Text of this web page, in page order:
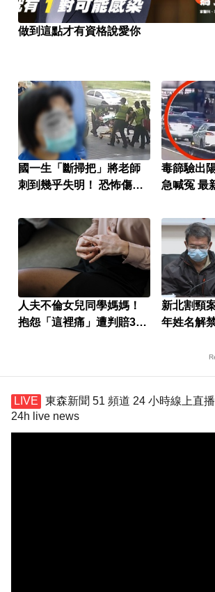
做到這點才有資格說愛你
國一生「斷掃把」將老師
刺到幾乎失明！ 恐怖傷勢
毒篩驗出
急喊冤 最
人夫不倫女兒同學媽媽！
抱怨「這裡痛」遭判賠30
新北割頸
年姓名解
東森新聞 51 頻道 24 小時線上直
24h live news